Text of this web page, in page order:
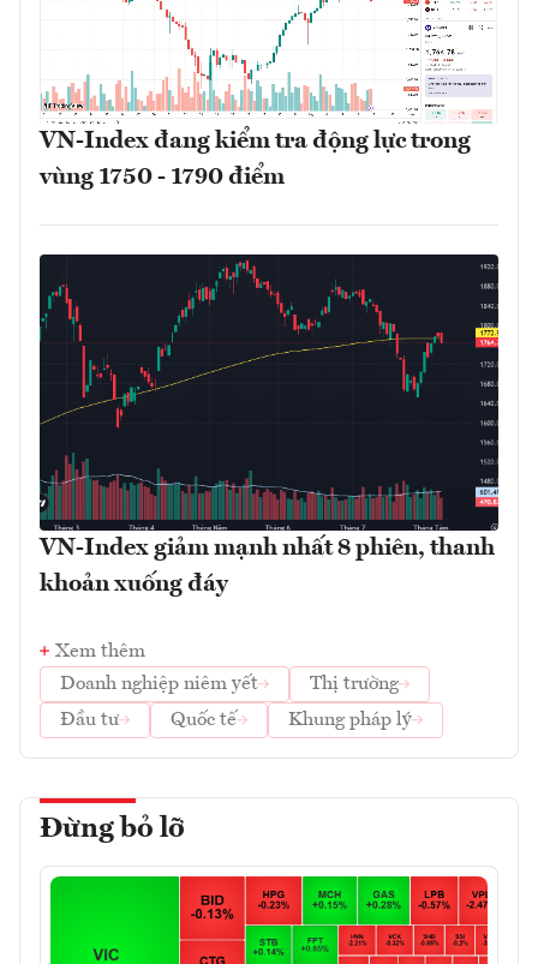
VN-Index đang kiểm tra động lực trong
vùng 1750 - 1790 điểm
VN-Index giảm mạnh nhất 8 phiên, thanh
khoản xuống đáy
Xem thêm
Doanh nghiệp niêm yết
Thị trường
Đầu tư
Quốc tế Khung pháp lý
Đừng bỏ lỡ